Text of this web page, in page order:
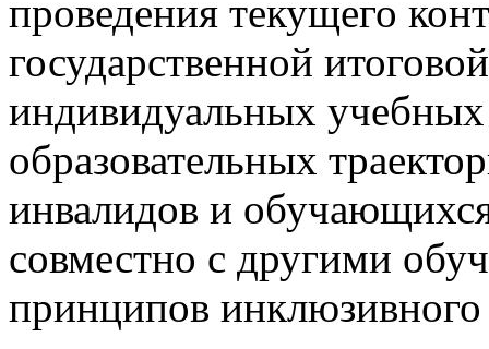
проведения текущего
государственной
индивидуальных
образовательных
инвалидов и
совместно с другими
принципов инклюзивного